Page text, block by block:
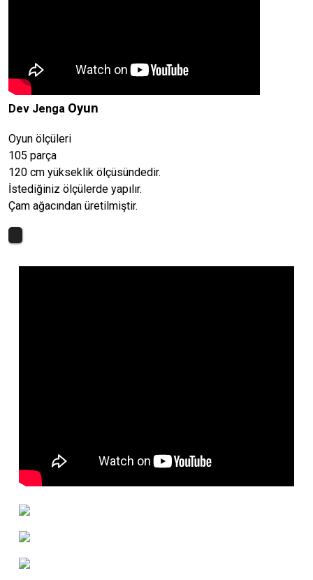
Dev Jenga Oyun
Oyun ölçüleri
105 parça
120 cm yükseklik ölçüsündedir.
İstediğiniz ölçülerde yapılır.
Çam ağacından üretilmiştir.